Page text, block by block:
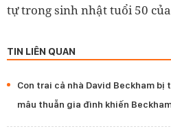
tự trong sinh nhật tuổi 50
TIN LIÊN QUAN
Con trai cả nhà David Beckham bị
mâu thuẫn gia đình khiến